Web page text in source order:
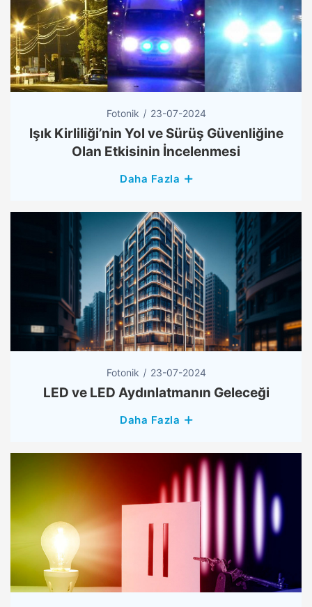
Fotonik 23-07-2024
Işık Kirliliği’nin Yol ve Sürüş Güvenliğine
Olan Etkisinin İncelenmesi
Daha Fazla
Fotonik 23-07-2024
LED ve LED Aydınlatmanın Geleceği
Daha Fazla